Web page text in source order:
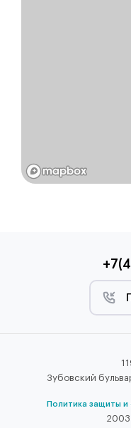
Зубовский
Политика защиты